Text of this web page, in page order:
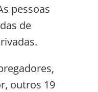
pessoas
de
outros 19